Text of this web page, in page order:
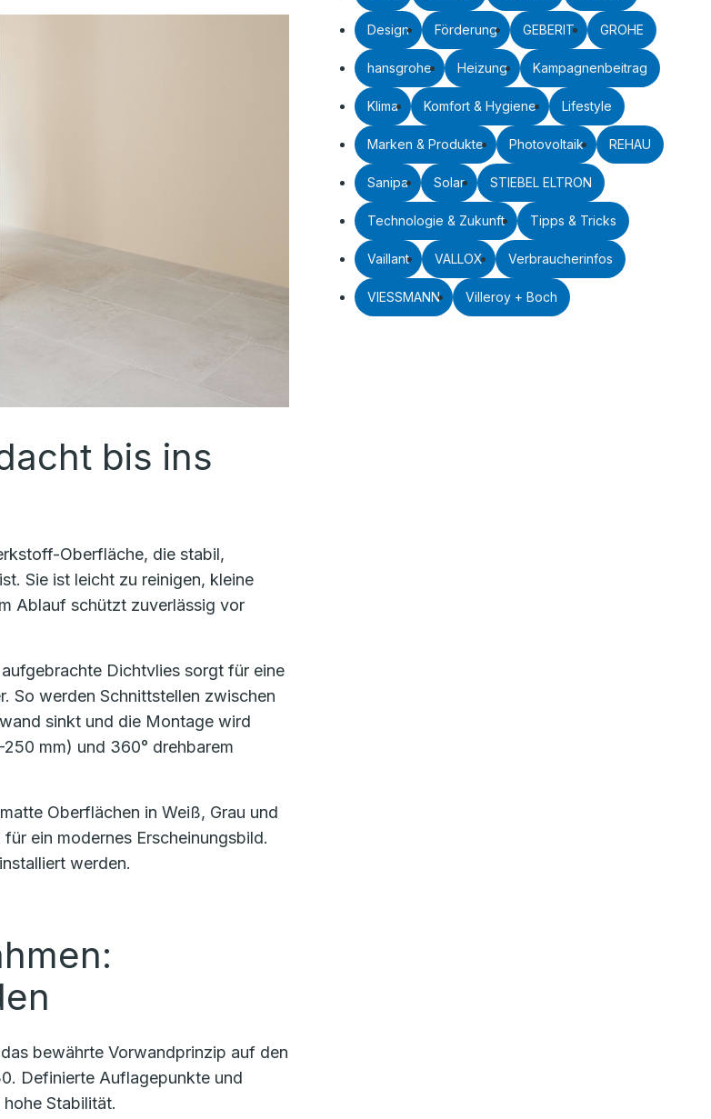
bis ins
Oberfläche, die stabil,
Sie ist leicht zu reinigen, kleine
Ablauf schützt zuverlässig vor
Dichtvlies sorgt für eine
So werden Schnittstellen zwischen
sinkt und die Montage wird
mm) und 360° drehbarem
Oberflächen in Weiß, Grau und
ein modernes Erscheinungsbild.
werden.
bewährte Vorwandprinzip auf den
Definierte Auflagepunkte und
Stabilität.
Design Förderung GEBERIT GROHE
hansgrohe Heizung Kampagnenbeitrag
Klima Komfort & Hygiene Lifestyle
Marken & Produkte Photovoltaik REHAU
Sanipa Solar STIEBEL ELTRON
Technologie & Zukunft Tipps & Tricks
Vaillant VALLOX Verbraucherinfos
VIESSMANN Villeroy + Boch